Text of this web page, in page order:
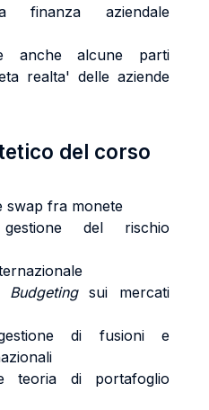
finanza aziendale
anche alcune parti
realta' delle aziende
del corso
swap fra monete
del rischio
Budgetingsui mercati
di fusioni e
teoria di portafoglio